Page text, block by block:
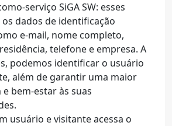
serviço SiGA SW: esses
dados de identificação
e-mail, nome completo,
telefone e empresa. A
podemos identificar o usuário
além de garantir uma maior
bem-estar às suas
usuário e visitante acessa o